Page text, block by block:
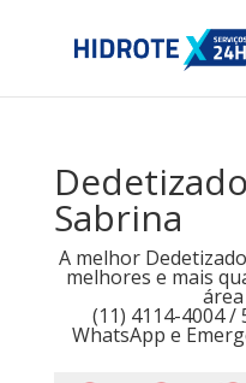
Sabrina
A melhor
melhores e mais
(11) 4114-4004 /
WhatsApp e